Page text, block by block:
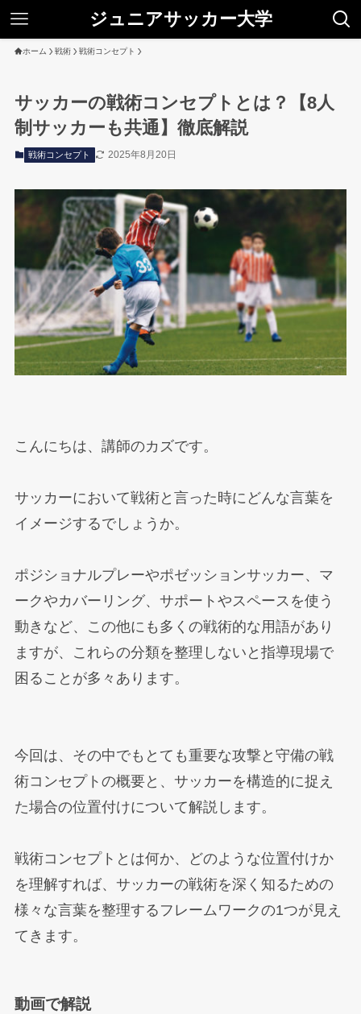
ジュニアサッカー大学
ホーム 戦術 戦術コンセプト
サッカーの戦術コンセプトとは？【8人
制サッカーも共通】徹底解説
戦術コンセプト 2025年8月20日
こんにちは、講師のカズです。
サッカーにおいて戦術と言った時にどんな言葉を
イメージするでしょうか。
ポジショナルプレーやポゼッションサッカー、マ
ークやカバーリング、サポートやスペースを使う
動きなど、この他にも多くの戦術的な用語があり
ますが、これらの分類を整理しないと指導現場で
困ることが多々あります。
今回は、その中でもとても重要な攻撃と守備の戦
術コンセプトの概要と、サッカーを構造的に捉え
た場合の位置付けについて解説します。
戦術コンセプトとは何か、どのような位置付けか
を理解すれば、サッカーの戦術を深く知るための
様々な言葉を整理するフレームワークの1つが見え
てきます。
動画で解説